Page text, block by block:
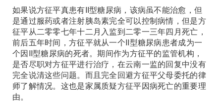
如果说方征平真患有II型糖尿病，该病虽不能治愈，但
是通过服药或者注射胰岛素完全可以控制病情，但是方
征平从二零零七年十二月入监到二零一三年四月死亡，
前后五年时间，方征平就从一个II型糖尿病患者成为一
个因II型糖尿病的死者。期间作为方征平的监管机构，
是否尽职对方征平进行治疗，在云南一监的回复中没有
完全说清这些问题。而且完全回避方征平父母委托的律
师了解情况。这也是家属质疑方征平因病死亡的重要理
由。